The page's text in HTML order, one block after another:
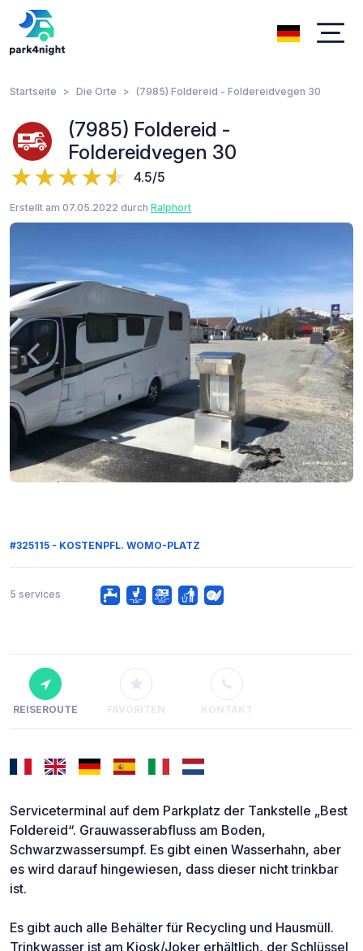
Startseite Die Orte (7985) Foldereid - Foldereidvegen 30
(7985) Foldereid -
Foldereidvegen 30
4.5/5
Erstellt am 07.05.2022 durch Ralphort
#325115 - KOSTENPFL. WOMO-PLATZ
5 services
REISEROUTE FAVORITEN KONTAKT
Serviceterminal auf dem Parkplatz der Tankstelle „Best
Foldereid“. Grauwasserabfluss am Boden,
Schwarzwassersumpf. Es gibt einen Wasserhahn, aber
es wird darauf hingewiesen, dass dieser nicht trinkbar
ist.
Es gibt auch alle Behälter für Recycling und Hausmüll.
Trinkwasser ist am Kiosk/Joker erhältlich, der Schlüssel